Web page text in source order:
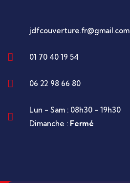
jdfcouverture.fr@gmail.com
01 70 40 19 54
06 22 98 66 80
Lun - Sam : 08h30 - 19h30
Dimanche : Fermé